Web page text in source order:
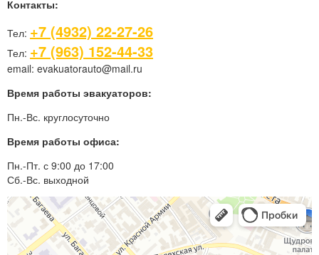
Контакты:
Тел: +7 (4932) 22-27-26
Тел: +7 (963) 152-44-33
email: evakuatorauto@mail.ru
Время работы эвакуаторов:
Пн.-Вс. круглосуточно
Время работы офиса:
Пн.-Пт. с 9:00 до 17:00
Сб.-Вс. выходной